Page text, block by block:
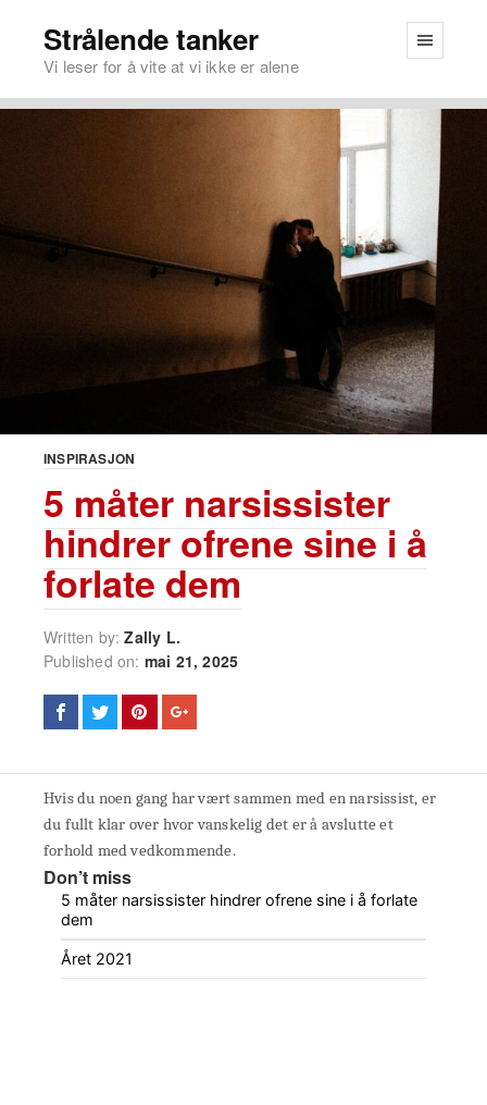
Strålende tanker
Vi leser for å vite at vi ikke er alene
INSPIRASJON
5 måter narsissister
hindrer ofrene sine i å
forlate dem
Written by:Zally L.
Published on: mai 21, 2025
Hvis du noen gang har vært sammen med en narsissist, er
du fullt klar over hvor vanskelig det er å avslutte et
forhold med vedkommende.
Don’t miss
5 måter narsissister hindrer ofrene sine i å forlate
dem
Året 2021